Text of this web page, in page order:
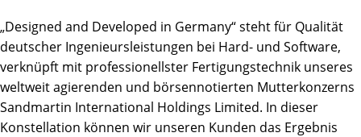
„Designed and Developed in Germany“ steht für Qualität
deutscher Ingenieursleistungen bei Hard- und Software,
verknüpft mit professionellster Fertigungstechnik unseres
weltweit agierenden und börsennotierten Mutterkonzerns
Sandmartin International Holdings Limited. In dieser
Konstellation können wir unseren Kunden das Ergebnis